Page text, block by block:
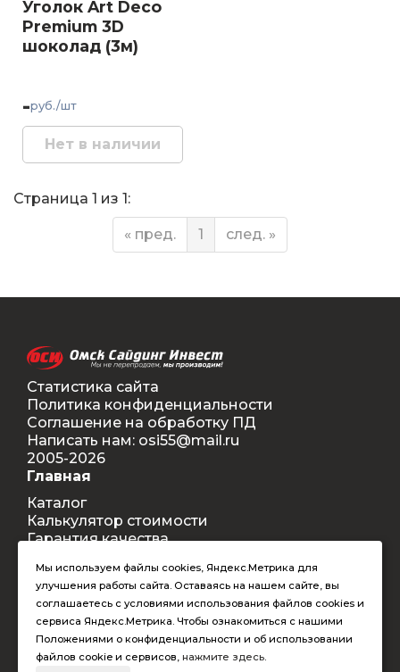
Уголок Art Deco
Premium 3D
шоколад (3м)
-руб./шт
Нет в наличии
Страница 1 из 1:
« пред. 1 след. »
Статистика сайта
Политика конфиденциальности
Соглашение на обработку ПД
Написать нам: osi55@mail.ru
2005-2026
Главная
Каталог
Калькулятор стоимости
Гарантия качества
Контакты
Покупателям
Способы оплаты
Условия оформления заказа
Таблица допустимых размеров
Мы используем файлы cookies, Яндекс.Метрика для
улучшения работы сайта. Оставаясь на нашем сайте, вы
соглашаетесь с условиями использования файлов cookies и
сервиса Яндекс.Метрика. Чтобы ознакомиться с нашими
Положениями о конфиденциальности и об использовании
файлов cookie и сервисов, нажмите здесь.